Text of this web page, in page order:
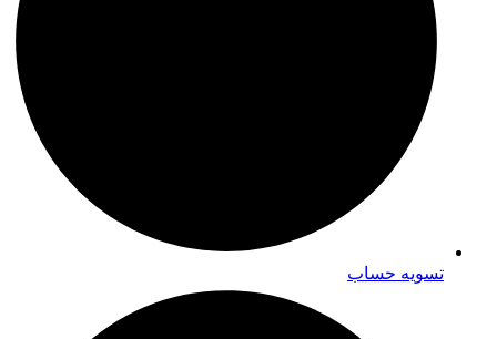
تسویه حساب